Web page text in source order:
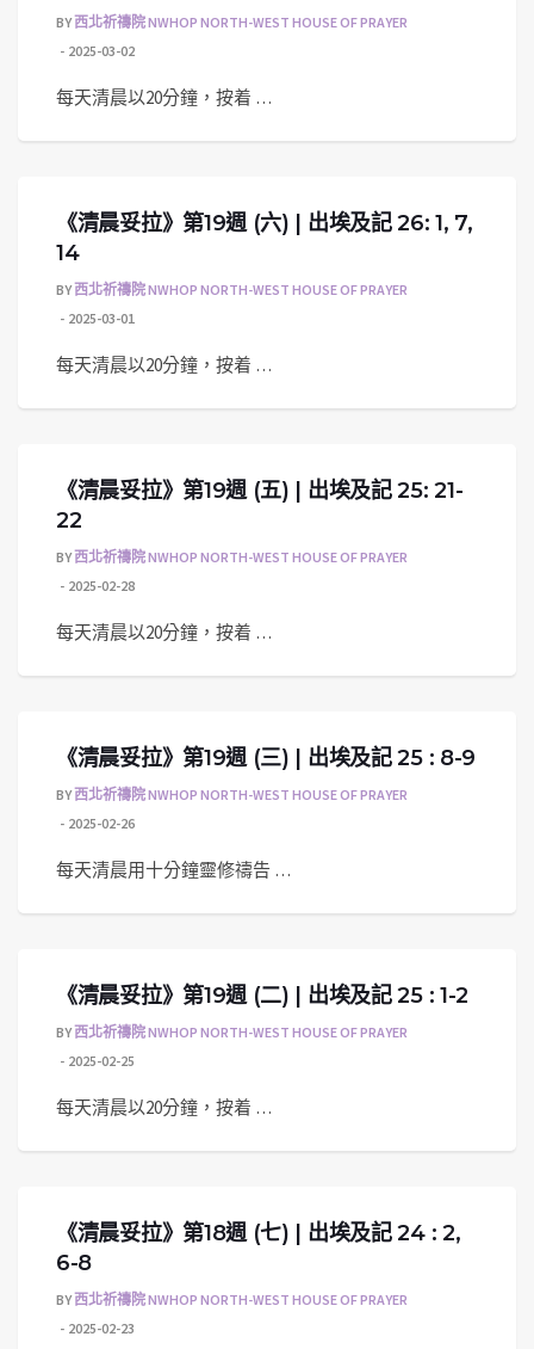
BY西北祈禱院 NWHOP NORTH-WEST HOUSE OF PRAYER
2025-03-02
每天清晨以20分鐘，按着 …
《清晨妥拉》第19週 (六) | 出埃及記 26: 1, 7,
14
BY西北祈禱院 NWHOP NORTH-WEST HOUSE OF PRAYER
2025-03-01
每天清晨以20分鐘，按着 …
《清晨妥拉》第19週 (五) | 出埃及記 25: 21-
22
BY西北祈禱院 NWHOP NORTH-WEST HOUSE OF PRAYER
2025-02-28
每天清晨以20分鐘，按着 …
《清晨妥拉》第19週 (三) | 出埃及記 25 : 8-9
BY西北祈禱院 NWHOP NORTH-WEST HOUSE OF PRAYER
2025-02-26
每天清晨用十分鐘靈修禱告 …
《清晨妥拉》第19週 (二) | 出埃及記 25 : 1-2
BY西北祈禱院 NWHOP NORTH-WEST HOUSE OF PRAYER
2025-02-25
每天清晨以20分鐘，按着 …
《清晨妥拉》第18週 (七) | 出埃及記 24 : 2,
6-8
BY西北祈禱院 NWHOP NORTH-WEST HOUSE OF PRAYER
2025-02-23